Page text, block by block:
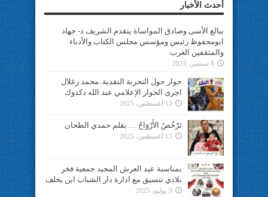
أحدث الأخبار
ببالغ الأسى وصادق المواساة يتقدم الشريف د- جهاد
ابومحفوظ رئيس ومؤسس مجلس الكتاب والأدباء
والمثقفين العرب
8 سبتمبر، 2025
حوار حول التجربة النقدية..محمد زغلال
اجرى الحوار الإعلامي عبد الله دكدوك
13 أغسطس، 2025
تَرْخُصُ الأَرْوَاحُ … بقلم حمدي الطحان
13 أغسطس، 2025
بمناسبة عيد العرش المجيد جمعية فخر
بلادي تنسيق مع ادارة دار الشباب ابن يخلف
9 يوليو، 2025